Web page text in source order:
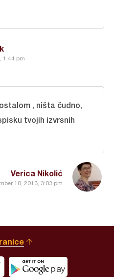
1:44 pm
Verica Nikolić
10, 2013, 3:03 pm
, ništa čudno,
tvojih izvrsnih